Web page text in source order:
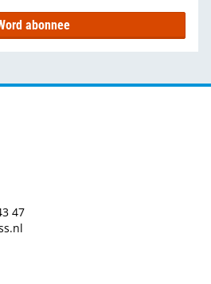
abonnee
47